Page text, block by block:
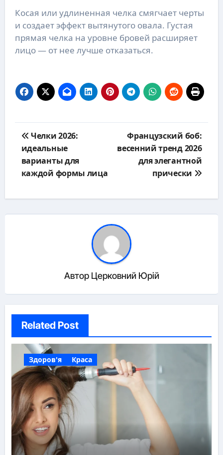
Косая или удлиненная челка смягчает черты
и создает эффект вытянутого овала. Густая
прямая челка на уровне бровей расширяет
лицо — от нее лучше отказаться.
по
записям
Челки 2026:
идеальные
варианты для
каждой формы лица
Французский боб:
весенний тренд 2026
для элегантной
прически
Автор Церковний Юрій
Related Post
Здоров'я Краса